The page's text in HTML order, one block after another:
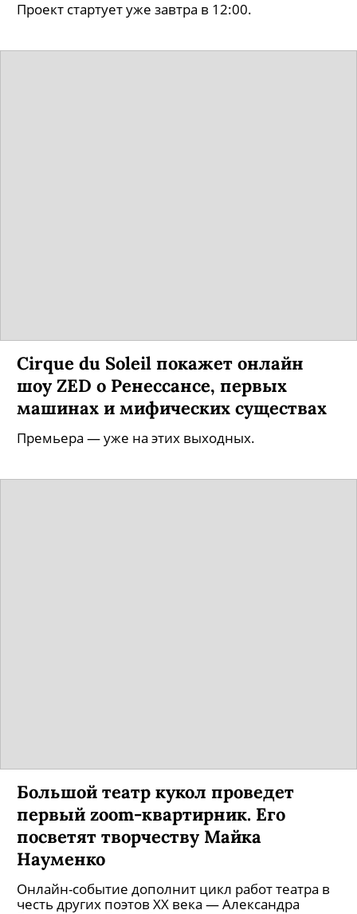
Проект стартует уже завтра в 12:00.
Cirque du Soleil покажет онлайн
шоу ZED о Ренессансе, первых
машинах и мифических существах
Премьера — уже на этих выходных.
Большой театр кукол проведет
первый zoom-квартирник. Его
посветят творчеству Майка
Науменко
Онлайн-событие дополнит цикл работ театра в
честь других поэтов ХХ века — Александра